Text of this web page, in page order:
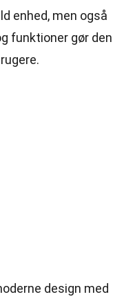
enhed, men også
funktioner gør den
design med